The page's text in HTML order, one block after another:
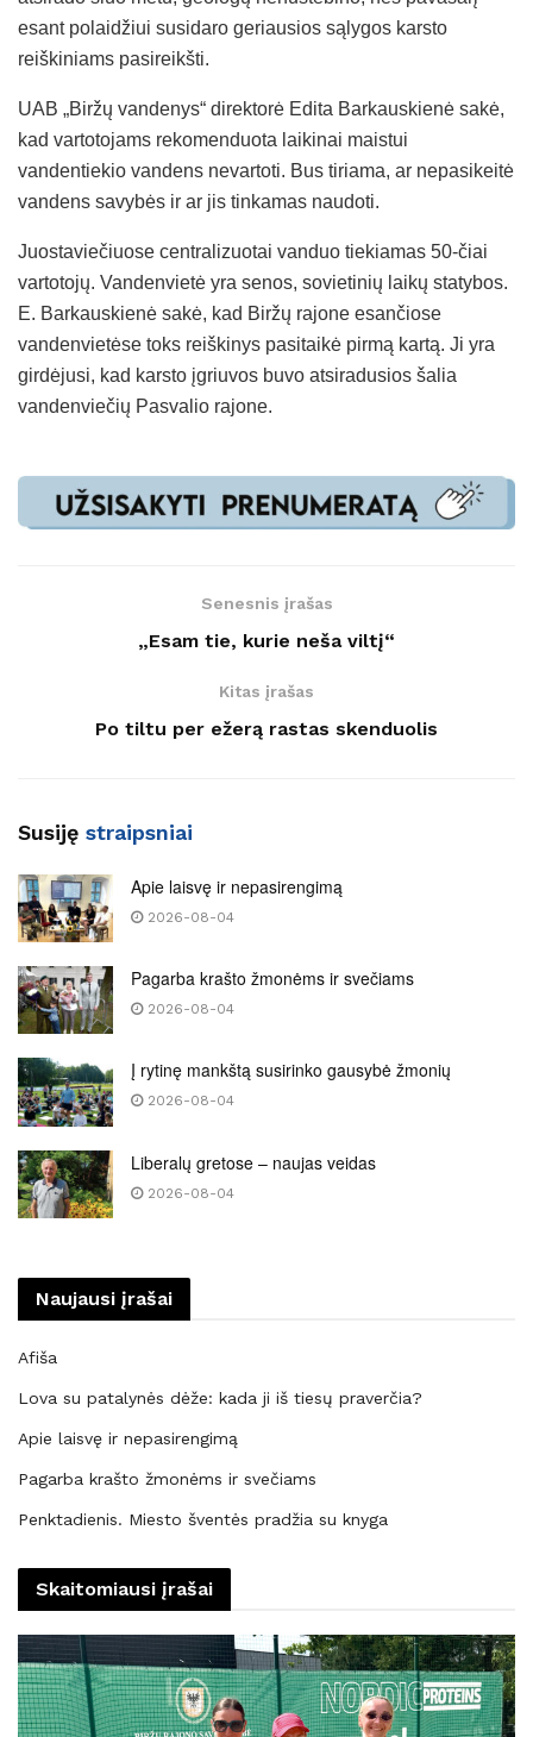
esant polaidžiui susidaro geriausios sąlygos karsto
reiškiniams pasireikšti.
UAB „Biržų vandenys“ direktorė Edita Barkauskienė sakė,
kad vartotojams rekomenduota laikinai maistui
vandentiekio vandens nevartoti. Bus tiriama, ar nepasikeitė
vandens savybės ir ar jis tinkamas naudoti.
Juostaviečiuose centralizuotai vanduo tiekiamas 50-čiai
vartotojų. Vandenvietė yra senos, sovietinių laikų statybos.
E. Barkauskienė sakė, kad Biržų rajone esančiose
vandenvietėse toks reiškinys pasitaikė pirmą kartą. Ji yra
girdėjusi, kad karsto įgriuvos buvo atsiradusios šalia
vandenviečių Pasvalio rajone.
Senesnis įrašas
„Esam tie, kurie neša viltį“
Kitas įrašas
Po tiltu per ežerą rastas skenduolis
Susiję straipsniai
Apie laisvę ir nepasirengimą
2026-08-04
Pagarba krašto žmonėms ir svečiams
2026-08-04
Į rytinę mankštą susirinko gausybė žmonių
2026-08-04
Liberalų gretose – naujas veidas
2026-08-04
Naujausi įrašai
Afiša
Lova su patalynės dėže: kada ji iš tiesų praverčia?
Apie laisvę ir nepasirengimą
Pagarba krašto žmonėms ir svečiams
Penktadienis. Miesto šventės pradžia su knyga
Skaitomiausi įrašai